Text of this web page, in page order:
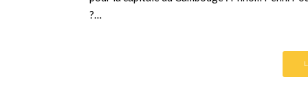
?…